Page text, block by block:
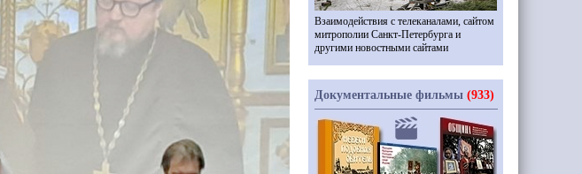
Взаимодействия с телеканалами, сайтом
митрополии Санкт-Петербурга и
другими новостными сайтами
Документальные фильмы (933)